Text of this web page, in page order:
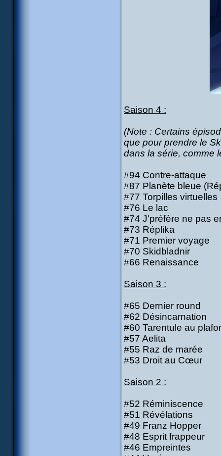
Saison 4 :
(Note : Certains
que pour prendre le
dans la série, comme
#94 Contre-attaque
#87 Planète bleue
#77 Torpilles virtuelles
#76 Le lac
#74 J'préfère ne pas
#73 Réplika
#71 Premier voyage
#70 Skidbladnir
#66 Renaissance
Saison 3 :
#65 Dernier round
#62 Désincarnation
#60 Tarentule au
#57 Aelita
#55 Raz de marée
#53 Droit au Cœur
Saison 2 :
#52 Réminiscence
#51 Révélations
#49 Franz Hopper
#48 Esprit frappeur
#46 Empreintes